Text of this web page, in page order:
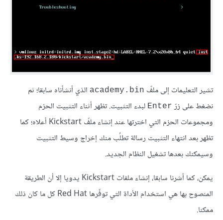
تشير التعليمات إلى ملفّ academy.bin الذي أنشأناه سابقا؛ ثم
نضغط على زرّ Enter لبدء التثبيت. تظهر أثناء التثبيت الحزم
ومجموعات الحزم التي اخترتها عند إنشاء ملفّ Kickstart أعلاه؛ كما
تظهر بعد انتهاء التثبيت رسالة تطلُب منك إخراج وسيط التثبيت
وسيمكنك بعدها تشغيل النظام الجديد.
يمكن، كما أشرنا سابقا، إنشاء ملفات Kickstart يدويا إلا أن الطريقة
المنصوح بها هي استخدام الأداة التي توفّرها Red Hat كل ما كان ذلك
ممكنا.